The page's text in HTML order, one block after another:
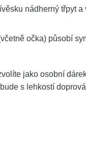
nádherný třpyt a
očka) působí
jako osobní
s lehkostí